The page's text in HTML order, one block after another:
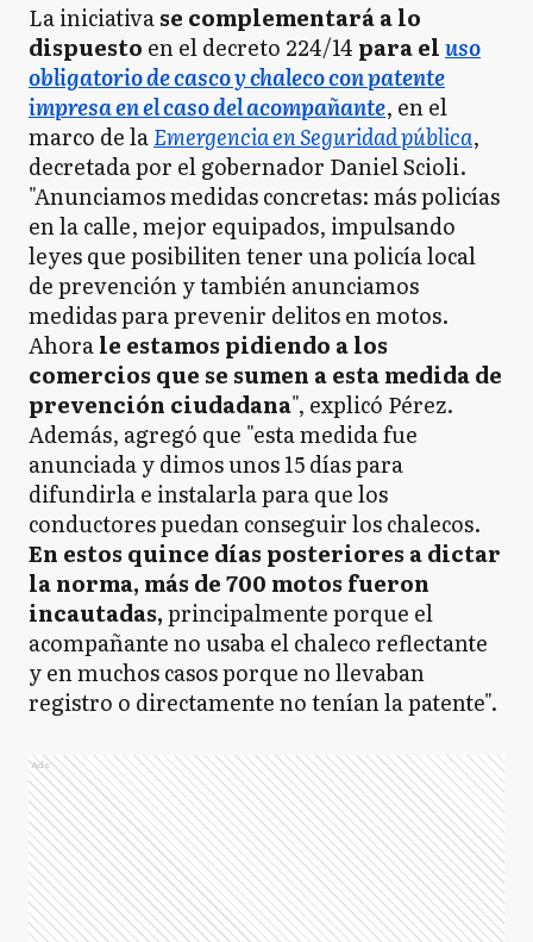
La iniciativase complementará a lo
dispuesto en el decreto 224/14 para eluso
obligatorio de casco y chaleco con patente
impresa en el caso del acompañante, en el
marco de laEmergencia en Seguridad pública,
decretada por el gobernador Daniel Scioli.
"Anunciamos medidas concretas: más policías
en la calle, mejor equipados, impulsando
leyes que posibiliten tener una policía local
de prevención y también anunciamos
medidas para prevenir delitos en motos.
Ahorale estamos pidiendo a los
comercios que se sumen a esta medida de
prevención ciudadana", explicó Pérez.
Además, agregó que "esta medida fue
anunciada y dimos unos 15 días para
difundirla e instalarla para que los
conductores puedan conseguir los chalecos.
En estos quince días posteriores a dictar
la norma, más de 700 motos fueron
incautadas,principalmente porque el
acompañante no usaba el chaleco reflectante
y en muchos casos porque no llevaban
registro o directamente no tenían la patente".
Ads